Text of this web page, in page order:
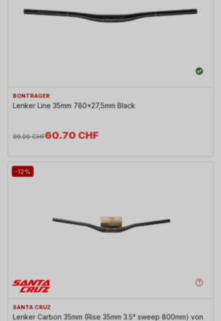
BONTRAGER
Lenker Line 35mm 780x27,5mm Black
60.70CHF
69.00 CHF
-12%
SANTA CRUZ
Lenker Carbon 35mm (Rise 35mm 3.5° sweep 800mm) von